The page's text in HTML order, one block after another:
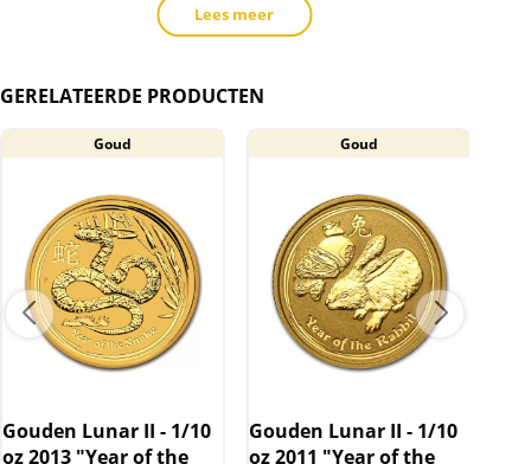
Lees meer
GERELATEERDE PRODUCTEN
Goud
Gouden Lunar II - 1/10
oz 2013 "Year of the
Goud
Gouden Lunar II - 1/10
oz 2011 "Year of the